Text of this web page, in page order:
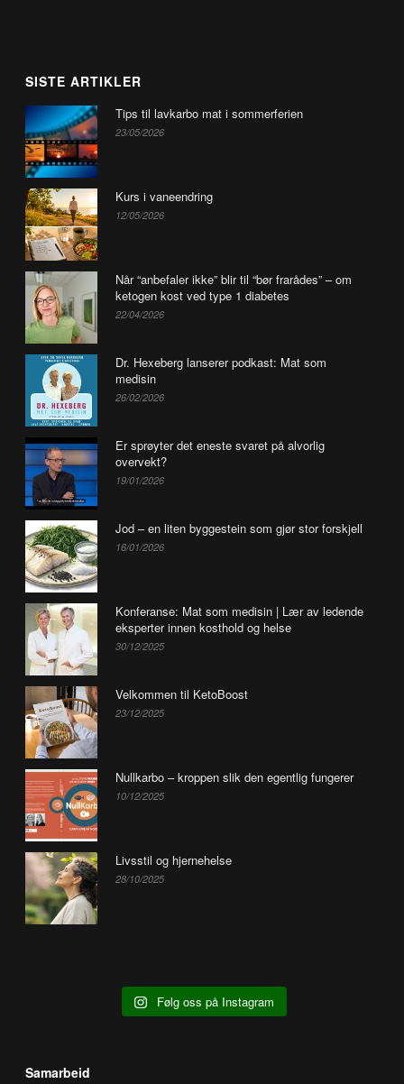
SISTE ARTIKLER
Tips til lavkarbo mat i sommerferien
23/05/2026
Kurs i vaneendring
12/05/2026
Når “anbefaler ikke” blir til “bør frarådes” – om
ketogen kost ved type 1 diabetes
22/04/2026
Dr. Hexeberg lanserer podkast: Mat som
medisin
26/02/2026
Er sprøyter det eneste svaret på alvorlig
overvekt?
19/01/2026
Jod – en liten byggestein som gjør stor forskjell
16/01/2026
Konferanse: Mat som medisin | Lær av ledende
eksperter innen kosthold og helse
30/12/2025
Velkommen til KetoBoost
23/12/2025
Nullkarbo – kroppen slik den egentlig fungerer
10/12/2025
Livsstil og hjernehelse
28/10/2025
Følg oss på Instagram
Samarbeid